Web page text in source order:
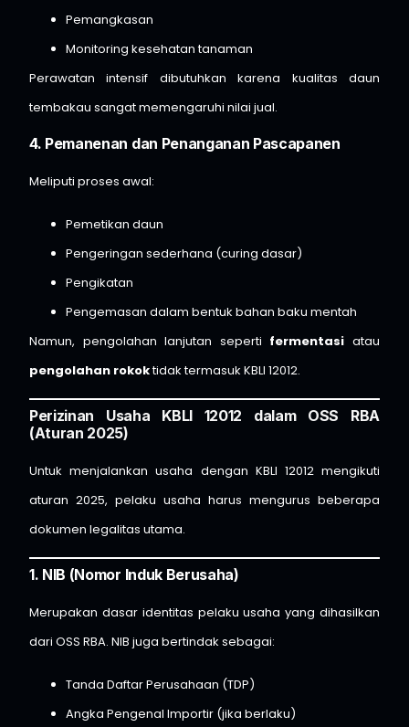
Pemangkasan
Monitoring kesehatan tanaman
Perawatan intensif dibutuhkan karena kualitas daun
tembakau sangat memengaruhi nilai jual.
4. Pemanenan dan Penanganan Pascapanen
Meliputi proses awal:
Pemetikan daun
Pengeringan sederhana (curing dasar)
Pengikatan
Pengemasan dalam bentuk bahan baku mentah
Namun, pengolahan lanjutan seperti fermentasi atau
pengolahan rokoktidak termasuk KBLI 12012.
Perizinan Usaha KBLI 12012 dalam OSS RBA
(Aturan 2025)
Untuk menjalankan usaha dengan KBLI 12012 mengikuti
aturan 2025, pelaku usaha harus mengurus beberapa
dokumen legalitas utama.
1. NIB (Nomor Induk Berusaha)
Merupakan dasar identitas pelaku usaha yang dihasilkan
dari OSS RBA. NIB juga bertindak sebagai:
Tanda Daftar Perusahaan (TDP)
Angka Pengenal Importir (jika berlaku)